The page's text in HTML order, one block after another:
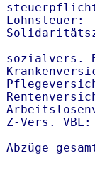
sozialvers.
Z-Vers.
Abzüge